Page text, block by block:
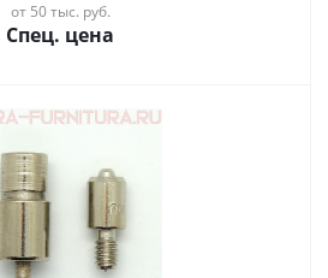
от 50 тыс. руб.
Спец. цена